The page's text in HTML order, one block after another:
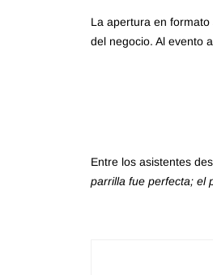
La apertura en formato
del negocio. Al evento
Entre los asistentes
parrilla fue perfecta; el